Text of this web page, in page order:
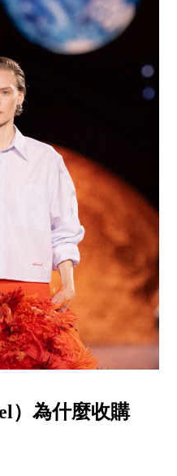
）為什麼收購